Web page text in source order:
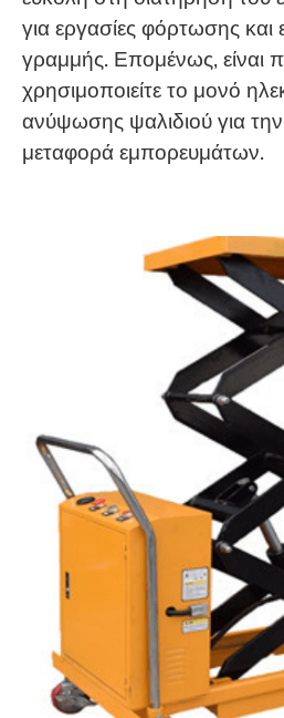
για εργασίες φόρτωσης
γραμμής. Επομένως, είναι
χρησιμοποιείτε το μονό
ανύψωσης ψαλιδιού για
μεταφορά εμπορευμάτων.